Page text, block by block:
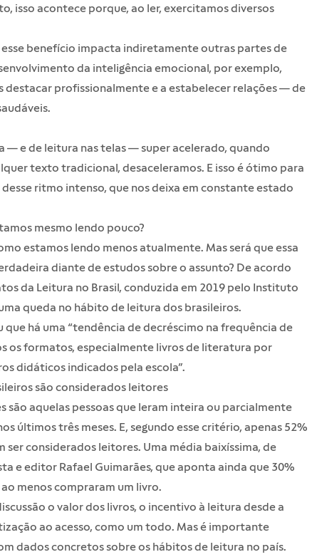
isso acontece porque, ao ler, exercitamos diversos
benefício impacta indiretamente outras partes de
da inteligência emocional, por exemplo,
destacar profissionalmente e a estabelecer relações — de
— e de leitura nas telas — super acelerado, quando
texto tradicional, desaceleramos. E isso é ótimo para
ritmo intenso, que nos deixa em constante estado
mesmo lendo pouco?
estamos lendo menos atualmente. Mas será que essa
diante de estudos sobre o assunto? De acordo
da Leitura no Brasil, conduzida em 2019 pelo Instituto
queda no hábito de leitura dos brasileiros.
há uma “tendência de decréscimo na frequência de
os formatos, especialmente livros de literatura por
didáticos indicados pela escola”.
são considerados leitores
são aquelas pessoas que leram inteira ou parcialmente
últimos três meses. E, segundo esse critério, apenas 52%
ser considerados leitores. Uma média baixíssima, de
e editor Rafael Guimarães, que aponta ainda que30%
menos compraram um livro.
o valor dos livros, o incentivo à leitura desde a
ao acesso, como um todo. Mas é importante
dados concretos sobre os hábitos de leitura no país.